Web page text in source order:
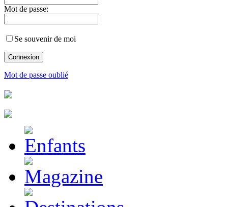
Mot de passe:
Se souvenir de moi
Mot de passe oublié